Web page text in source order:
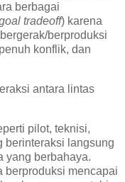
berbagai
tradeoff) karena
berproduksi
konflik, dan
antara lintas
pilot, teknisi,
berinteraksi langsung
yang berbahaya.
berproduksi mencapai